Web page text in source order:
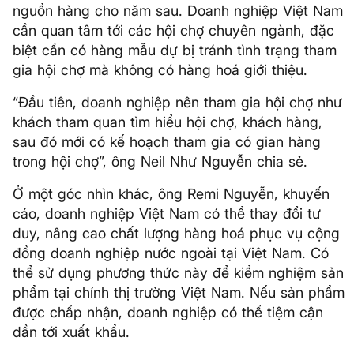
nguồn hàng cho năm sau. Doanh nghiệp Việt Nam
cần quan tâm tới các hội chợ chuyên ngành, đặc
biệt cần có hàng mẫu dự bị tránh tình trạng tham
gia hội chợ mà không có hàng hoá giới thiệu.
“Đầu tiên, doanh nghiệp nên tham gia hội chợ như
khách tham quan tìm hiểu hội chợ, khách hàng,
sau đó mới có kế hoạch tham gia có gian hàng
trong hội chợ”, ông Neil Như Nguyễn chia sẻ.
Ở một góc nhìn khác, ông Remi Nguyễn, khuyến
cáo, doanh nghiệp Việt Nam có thể thay đổi tư
duy, nâng cao chất lượng hàng hoá phục vụ cộng
đồng doanh nghiệp nước ngoài tại Việt Nam. Có
thể sử dụng phương thức này để kiểm nghiệm sản
phẩm tại chính thị trường Việt Nam. Nếu sản phẩm
được chấp nhận, doanh nghiệp có thể tiệm cận
dần tới xuất khẩu.